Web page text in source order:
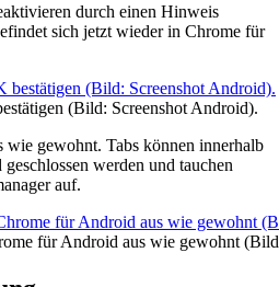
durch einen Hinweis
sich jetzt wieder in Chrome für
(Bild: Screenshot Android).
wie gewohnt. Tabs können innerhalb
werden und tauchen
auf.
für Android aus wie gewohnt